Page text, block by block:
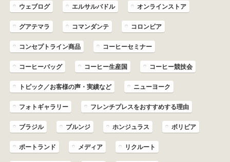
ウェブログ エルサルバドル オンラインストア
グアテマラ コマンダンテ コロンビア
コンセプトライン商品 コーヒーセミナー
コーヒーバッグ コーヒー生産国 コーヒー競技会
トピック／お客様の声・実績など ニューヨーク
フォトギャラリー フレンチプレスをおすすめする理由
ブラジル ブルンジ ホンジュラス ボリビア
ポートランド メディア リクルート